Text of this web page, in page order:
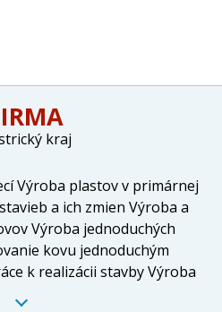
kraj
Výroba plastov v primárnej
a ich zmien Výroba a
Výroba jednoduchých
kovu jednoduchým
k realizácii stavby Výroba